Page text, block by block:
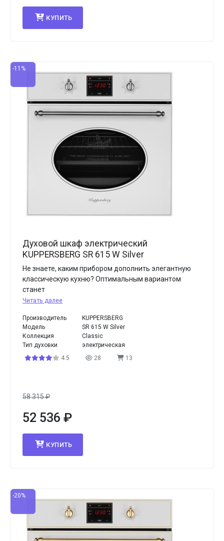
КУПИТЬ
-11%
Духовой шкаф электрический
KUPPERSBERG SR 615 W Silver
Не знаете, каким прибором дополнить элегантную
классическую кухню? Оптимальным вариантом
станет
Читать далее
Производитель
KUPPERSBERG
Модель
SR 615 W Silver
Коллекция
Classic
Тип духовки
электрическая
4.5
28 13
58 315₽
52 536 ₽
КУПИТЬ
-20%